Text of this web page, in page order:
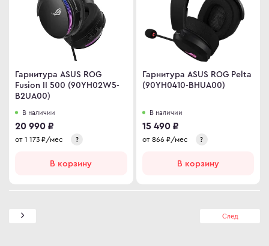
Гарнитура ASUS ROG
Fusion II 500 (90YH02W5-
B2UA00)
В наличии
20 990 ₽
от 1 173 ₽/мес ?
В корзину
Гарнитура ASUS ROG Pelta
(90YH0410-BHUA00)
В наличии
15 490 ₽
от 866 ₽/мес ?
В корзину
След